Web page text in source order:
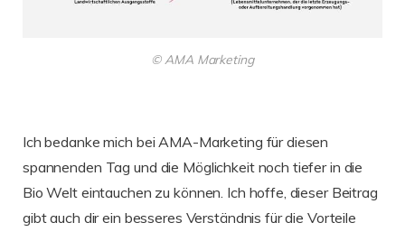
© AMA Marketing
Ich bedanke mich bei AMA-Marketing für diesen
spannenden Tag und die Möglichkeit noch tiefer in die
Bio Welt eintauchen zu können. Ich hoffe, dieser Beitrag
gibt auch dir ein besseres Verständnis für die Vorteile